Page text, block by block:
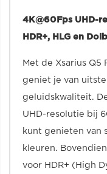
4K@60Fps UHD-
HDR+, HLG en
Met de Xsarius Q5
geniet je van
geluidskwaliteit.
UHD-resolutie bij
kunt genieten van
kleuren.
voor HDR+ (High